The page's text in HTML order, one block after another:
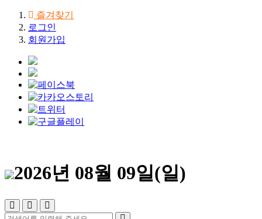
즐겨찾기
로그인
회원가입
2026년 08월 09일(일)